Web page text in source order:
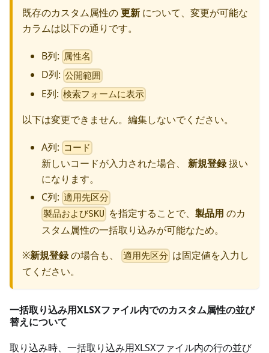
既存のカスタム属性の更新 について、変更が可能な
カラムは以下の通りです。
B列: 属性名
D列: 公開範囲
E列: 検索フォームに表示
以下は変更できません。編集しないでください。
A列: コード
新しいコードが入力された場合、 新規登録扱い
になります。
C列: 適用先区分
製品およびSKU を指定することで、製品用 のカ
スタム属性の一括取り込みが可能なため。
※新規登録の場合も、 適用先区分 は固定値を入力し
てください。
一括取り込み用XLSXファイル内でのカスタム属性の並び
替えについて
取り込み時、一括取り込み用XLSXファイル内の行の並び